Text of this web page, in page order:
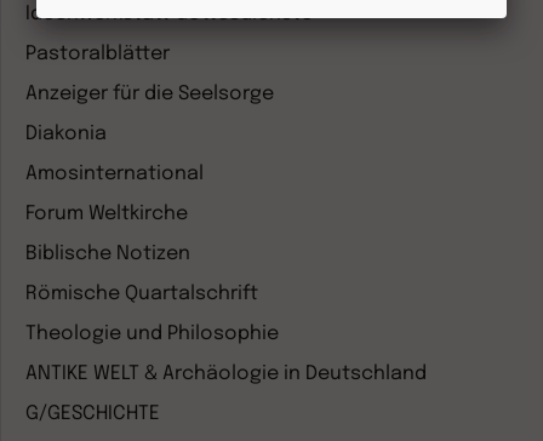
Ideenwerkstatt Gottesdienste
Pastoralblätter
Anzeiger für die Seelsorge
Diakonia
Amosinternational
Forum Weltkirche
Biblische Notizen
Römische Quartalschrift
Theologie und Philosophie
ANTIKE WELT & Archäologie in Deutschland
G/GESCHICHTE